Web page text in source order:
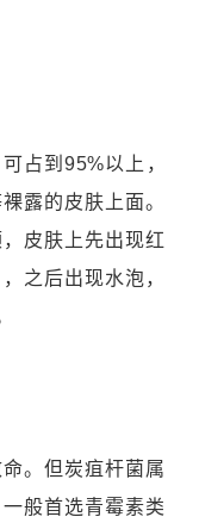
占到95%以上，
露的皮肤上面。
皮肤上先出现红
之后出现水泡，
。但炭疽杆菌属
般首选青霉素类